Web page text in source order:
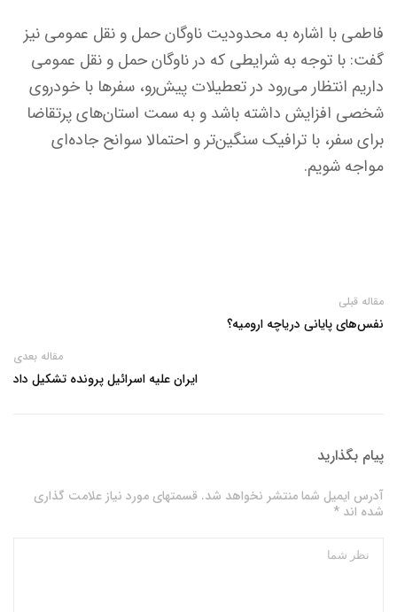
فاطمی با اشاره به محدودیت ناوگان حمل و نقل عمومی نیز
گفت: با توجه به شرایطی که در ناوگان حمل و نقل عمومی
داریم انتظار می‌رود در تعطیلات پیش‌رو، سفرها با خودروی
شخصی افزایش داشته باشد و به سمت استان‌های پرتقاضا
برای سفر، با ترافیک سنگین‌تر و احتمالا سوانح جاده‌ای
مواجه شویم.
مقاله قبلی
نفس‌های پایانی دریاچه ارومیه؟
مقاله بعدی
ایران علیه اسرائیل پرونده تشکیل داد
پیام بگذارید
آدرس ایمیل شما منتشر نخواهد شد. قسمتهای مورد نیاز علامت گذاری
شده اند *